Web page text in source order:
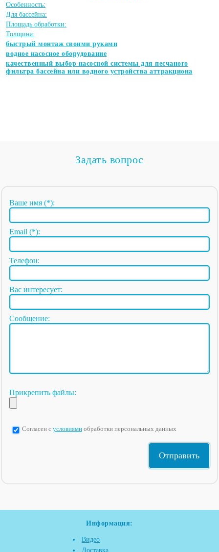
Особенность:
Для бассейна:
Площадь обработки:
Толщина:
быстрый монтаж своими руками
водное насосное оборудование
качественный выбор насосной системы для песчаного
фильтра бассейна или водного устройства аттракциона
Задать вопрос
Ваше имя (*):
Email (*):
Телефон:
Вас интересует:
Сообщение:
Прикрепить файлы:
Согласен с условиями обработки персональных данных
Информация:
Видео
Доставка